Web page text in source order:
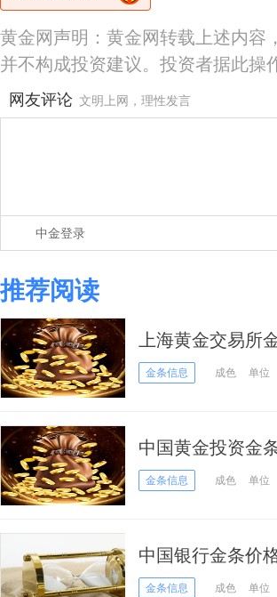
黄金网声明：黄金网转载上述内容
并不构成投资建议。投资者据此操
网友评论 文明上网，理性发言
中金登录
推荐阅读
上海黄金交易所
日）
金条信息 成色 单位
中国黄金投资金
金条信息 成色 单位
中国银行金条价
金条信息 成色 单位